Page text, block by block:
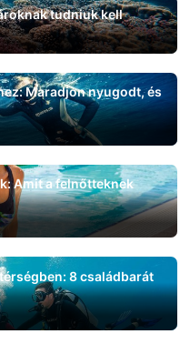
tudniuk kell
Maradjon nyugodt, és
Amit a felnőtteknek
8 családbarát